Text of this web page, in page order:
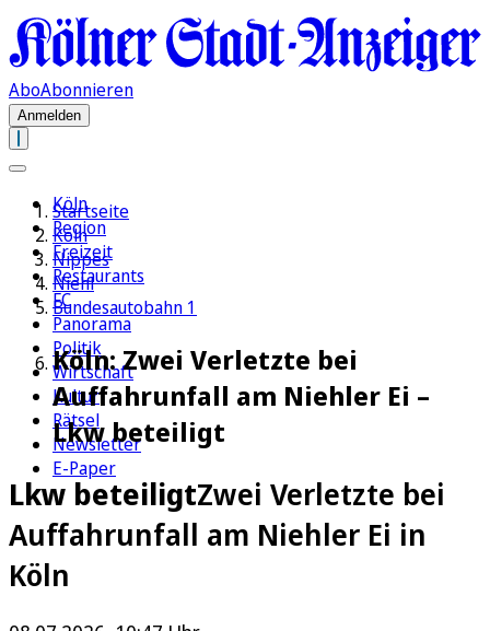
AboAbonnieren
Anmelden
Köln
Region
Freizeit
Restaurants
FC
Panorama
Politik
Wirtschaft
Kultur
Rätsel
Newsletter
E-Paper
Startseite
Köln
Nippes
Niehl
Bundesautobahn 1
Köln: Zwei Verletzte bei
Auffahrunfall am Niehler Ei –
Lkw beteiligt
Lkw beteiligtZwei Verletzte bei
Auffahrunfall am Niehler Ei in
Köln